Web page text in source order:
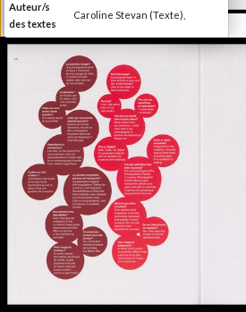
Auteur/s
des textes
Caroline Stevan (Texte),
Editeur
Musée de l'Elysée
Lieu
Lausanne
d'édition
2014
Catégorie
Compétitions, festival, prix
Type de
Broché
Information
images
Couleur, Noir & Blanc
Nombre de
1 vol. (non paginé)
31 x 23 cm
Langues
Français, Anglais